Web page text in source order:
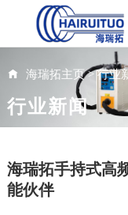
海瑞拓主页>行业
行业新闻
海瑞拓手持式高
能伙伴